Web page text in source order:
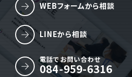
WEBフォームから相談
LINEから相談
電話でお問い合わせ
084-959-6316